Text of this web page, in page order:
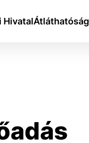
HivatalÁtláthatóság